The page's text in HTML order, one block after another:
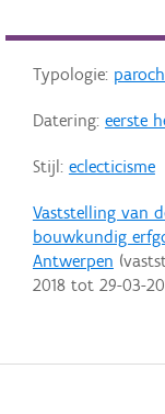
Typologie:
Datering: eerste
Stijl: eclecticisme
Vaststelling van
bouwkundig
Antwerpen
2018tot 29-03-